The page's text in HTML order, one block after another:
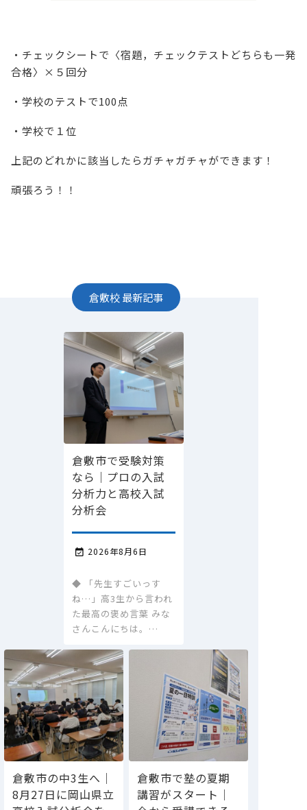
・チェックシートで〈宿題，チェックテストどちらも一発
合格〉×５回分
・学校のテストで100点
・学校で１位
上記のどれかに該当したらガチャガチャができます！
頑張ろう！！
倉敷校最新記事
倉敷市で受験対策
なら｜プロの入試
分析力と高校入試
分析会
 2026年8月6日
◆ 「先生すごいっす
ね…」高3生から言われ
た最高の褒め言葉 みな
さんこんにちは。…
倉敷市の中3生へ｜
8月27日に岡山県立
倉敷市で塾の夏期
講習がスタート｜